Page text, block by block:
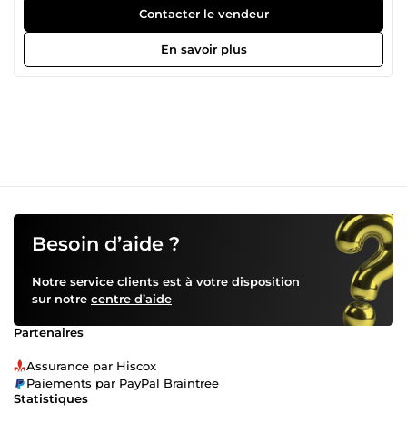
programmation d'applications et la création de retouche
de photos et de vidéos, la gestion des médias sociaux, la
rédaction articles, CV, lettres de motivation, contenu de
site Web, traduction, convertir des fichiers, je peux
Contacter le vendeur
En savoir plus
Besoin d’aide ?
Notre service clients est à votre disposition
sur notre centre d’aide
Partenaires
Assurance par Hiscox
Paiements par PayPal Braintree
Statistiques